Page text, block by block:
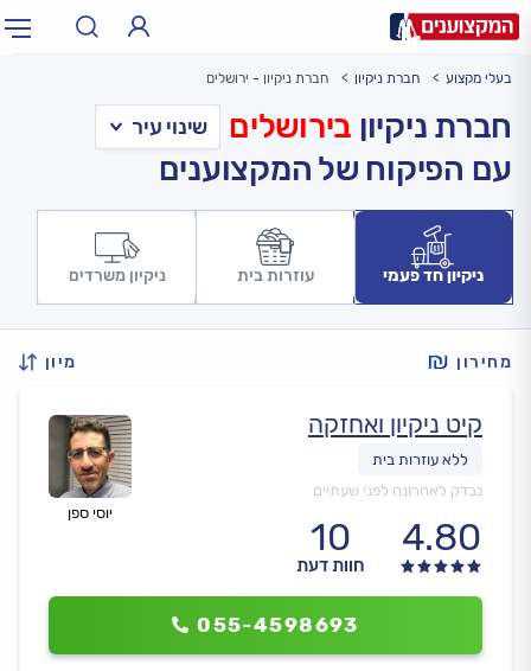
עירעיר: תל אביב, חיפה…
בעלי מקצוע חברת ניקיון חברת ניקיון - ירושלים
חברת ניקיון בירושלים
עם הפיקוח של המקצוענים
ניקיון חד פעמי עוזרות בית ניקיון משרדים
מחירון מיון
יוסי ספן
קיט ניקיון ואחזקה
נבדק לאחרונה לפני שעתיים
4.80
10
חוות דעת
055-4598693